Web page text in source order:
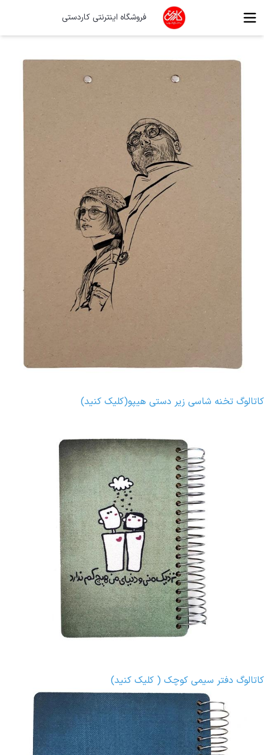
فروشگاه اینترنتی کاردستی
کاتالوگ تخنه شاسی زیر دستی هیپو(کلیک کنید)
کاتالوگ دفتر سیمی کوچک ( کلیک کنید)